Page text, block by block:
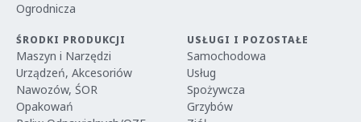
Ogrodnicza
ŚRODKI PRODUKCJI
Maszyn i Narzędzi
Urządzeń, Akcesoriów
Nawozów, ŚOR
Opakowań
USŁUGI I POZOSTAŁE
Samochodowa
Usług
Spożywcza
Grzybów